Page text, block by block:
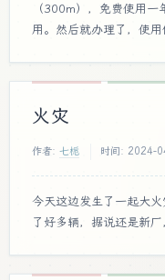
（300m），免费使用
用。然后就办理了，使
火灾
作者: 七栀 时间: 2024-
今天这边发生了一起大
了好多辆，据说还是新厂